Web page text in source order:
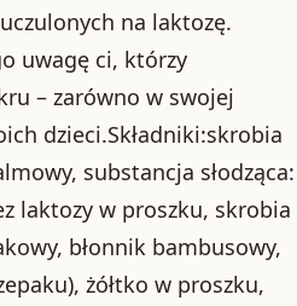
na laktozę.
uwagę ci, którzy
– zarówno w swojej
dzieci.Składniki:skrobia
substancja słodząca:
laktozy w proszku, skrobia
błonnik bambusowy,
żółtko w proszku,